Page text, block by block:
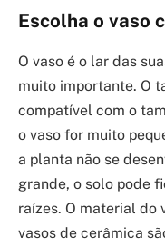
Escolha o vaso
O vaso é o lar das
muito importante. O
compatível com o
o vaso for muito
a planta não se
grande, o solo pode
raízes. O material do
vasos de cerâmica